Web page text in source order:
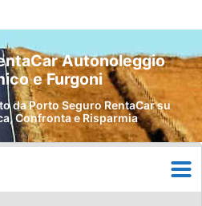
Autonoleggio
e Furgoni
da Porto Seguro RentaCar su
Confronta e Risparmia